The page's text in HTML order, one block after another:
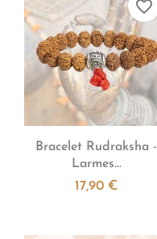
Aperçu rapide
Bracelet Rudraksha -
Larmes...
17,90 €
favorite_border